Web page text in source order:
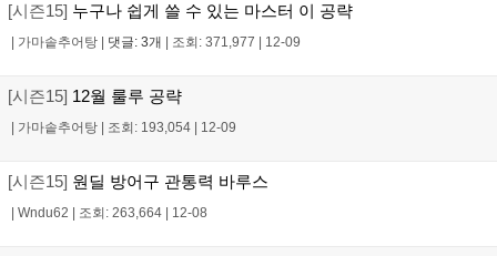
[시즌15] 누구나 쉽게 쓸 수 있는 마스터 이 공략
가마솥추어탕 댓글: 3개 조회: 371,977 12-09
[시즌15] 12월 룰루 공략
가마솥추어탕 조회: 193,054 12-09
[시즌15] 원딜 방어구 관통력 바루스
Wndu62 조회: 263,664 12-08